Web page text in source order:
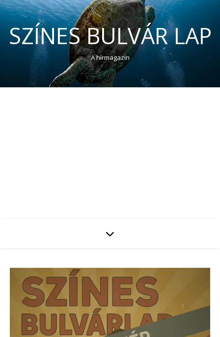
SZÍNES BULVÁR LAP
A hírmagazin